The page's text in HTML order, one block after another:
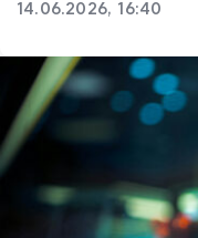
14.06.2026, 16:40